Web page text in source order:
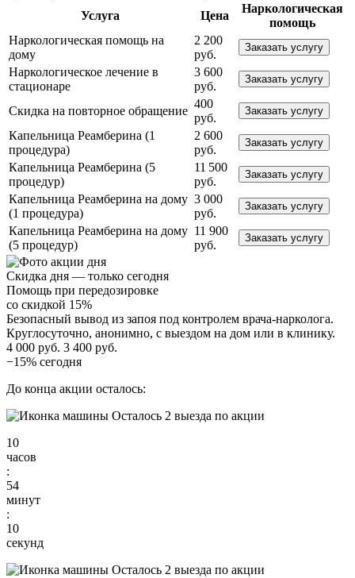
Услуга
Цена
Наркологическая
помощь
Наркологическая помощь на
дому
2 200
руб.
Заказать услугу
Наркологическое лечение в
стационаре
3 600
руб.
Заказать услугу
Скидка на повторное обращение
400
руб.
Заказать услугу
Капельница Реамберина (1
процедура)
2 600
руб.
Заказать услугу
Капельница Реамберина (5
процедур)
11 500
руб.
Заказать услугу
Капельница Реамберина на дому
(1 процедура)
3 000
руб.
Заказать услугу
Капельница Реамберина на дому
(5 процедур)
11 900
руб.
Заказать услугу
Скидка дня — только сегодня
Помощь при передозировке
со скидкой 15%
Безопасный вывод из запоя под контролем врача-нарколога.
Круглосуточно, анонимно, с выездом на дом или в клинику.
4 000 руб. 3 400 руб.
−15% сегодня
До конца акции осталось:
Осталось 2 выезда по акции
10
часов
:
54
минут
:
09
секунд
Осталось 2 выезда по акции